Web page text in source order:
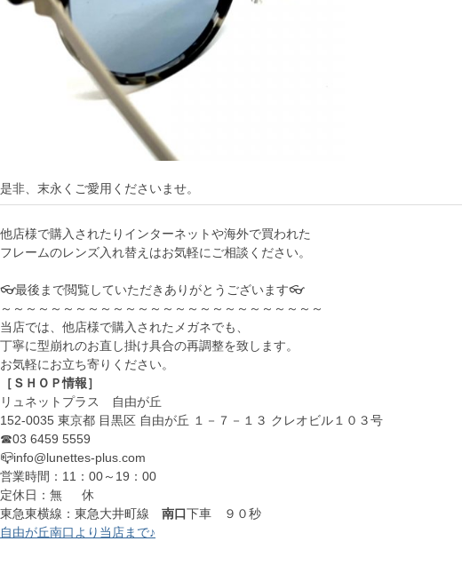
是非、末永くご愛用くださいませ。
他店様で購入されたりインターネットや海外で買われた
フレームのレンズ入れ替えはお気軽にご相談ください。
👓最後まで閲覧していただきありがとうございます👓
～～～～～～～～～～～～～～～～～～～～～～～～～～
当店では、他店様で購入されたメガネでも、
丁寧に型崩れのお直し掛け具合の再調整を致します。
お気軽にお立ち寄りください。
［ＳＨＯＰ情報］
リュネットプラス 自由が丘
152-0035 東京都 目黒区 自由が丘 １－７－１３ クレオビル１０３号
☎03 6459 5559
📪info@lunettes-plus.com
営業時間：11：00～19：00
定休日：無 休
東急東横線：東急大井町線 南口下車 ９０秒
自由が丘南口より当店まで♪